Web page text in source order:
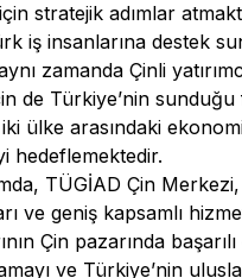
stratejik adımlar
iş insanlarına destek
zamanda Çinli
de Türkiye’nin sunduğu
ülke arasındaki
hedeflemektedir.
TÜGİAD Çin
ve geniş kapsamlı
Çin pazarında
ve Türkiye’nin